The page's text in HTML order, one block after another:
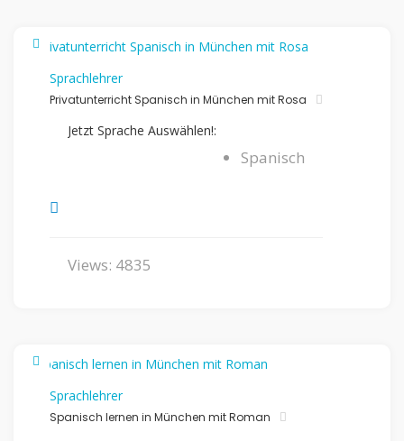
Sprachlehrer
Privatunterricht Spanisch in München mit Rosa
Jetzt Sprache Auswählen!:
Spanisch
Views: 4835
Sprachlehrer
Spanisch lernen in München mit Roman